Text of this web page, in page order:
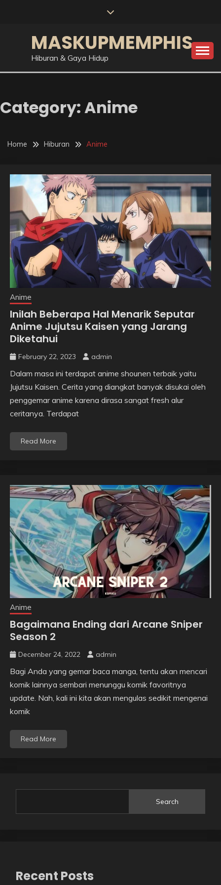
MASKUPMEMPHIS
Hiburan & Gaya Hidup
Category:Anime
Home Hiburan Anime
Anime
Inilah Beberapa Hal Menarik Seputar
Anime Jujutsu Kaisen yang Jarang
Diketahui
February 22, 2023 admin
Dalam masa ini terdapat anime shounen terbaik yaitu
Jujutsu Kaisen. Cerita yang diangkat banyak disukai oleh
penggemar anime karena dirasa sangat fresh alur
ceritanya. Terdapat
Read More
Anime
Bagaimana Ending dari Arcane Sniper
Season 2
December 24, 2022 admin
Bagi Anda yang gemar baca manga, tentu akan mencari
komik lainnya sembari menunggu komik favoritnya
update. Nah, kali ini kita akan mengulas sedikit mengenai
komik
Read More
Search
Recent Posts